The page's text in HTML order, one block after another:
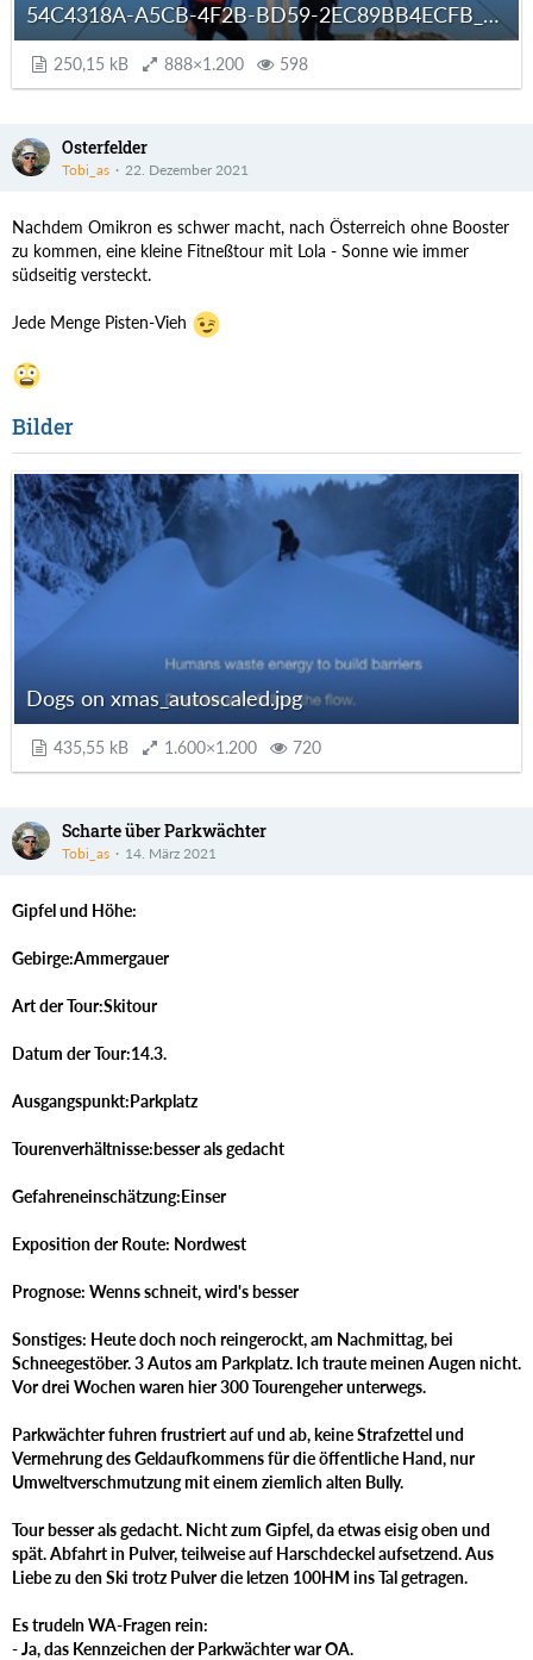
54C4318A-A5CB-4F2B-BD59-2EC89BB4ECFB_autoscaled.jpg
250,15 kB 888×1.200 598
Osterfelder
Tobi_as 22. Dezember 2021
Nachdem Omikron es schwer macht, nach Österreich ohne Booster
zu kommen, eine kleine Fitneßtour mit Lola - Sonne wie immer
südseitig versteckt.
Jede Menge Pisten-Vieh
Bilder
Dogs on xmas_autoscaled.jpg
435,55 kB 1.600×1.200 720
Scharte über Parkwächter
Tobi_as 14. März 2021
Gipfel und Höhe:
Gebirge:Ammergauer
Art der Tour:Skitour
Datum der Tour:14.3.
Ausgangspunkt:Parkplatz
Tourenverhältnisse:besser als gedacht
Gefahreneinschätzung:Einser
Exposition der Route: Nordwest
Prognose: Wenns schneit, wird's besser
Sonstiges: Heute doch noch reingerockt, am Nachmittag, bei
Schneegestöber. 3 Autos am Parkplatz. Ich traute meinen Augen nicht.
Vor drei Wochen waren hier 300 Tourengeher unterwegs.
Parkwächter fuhren frustriert auf und ab, keine Strafzettel und
Vermehrung des Geldaufkommens für die öffentliche Hand, nur
Umweltverschmutzung mit einem ziemlich alten Bully.
Tour besser als gedacht. Nicht zum Gipfel, da etwas eisig oben und
spät. Abfahrt in Pulver, teilweise auf Harschdeckel aufsetzend. Aus
Liebe zu den Ski trotz Pulver die letzen 100HM ins Tal getragen.
Es trudeln WA-Fragen rein:
- Ja, das Kennzeichen der Parkwächter war OA.